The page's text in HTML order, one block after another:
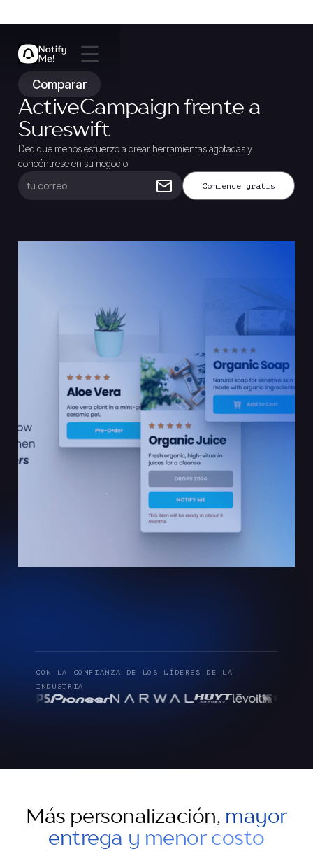
Comparar
ActiveCampaign frente a
Sureswift
Dedique menos esfuerzo a crear herramientas agotadas y
concéntrese en su negocio
CON LA CONFIANZA DE LOS LÍDERES DE LA
INDUSTRIA
Más personalización, mayor
entrega y menor costo